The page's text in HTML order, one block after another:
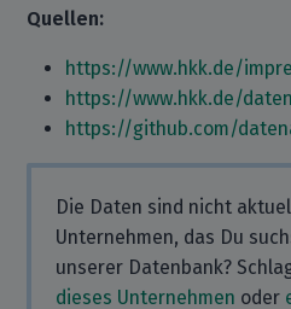
Quellen:
https://www.hkk.de/
https://www.hkk.de/
https://github.com/
Die Daten sind nicht
Unternehmen, das Du
unserer Datenbank?
dieses Unternehmen oder